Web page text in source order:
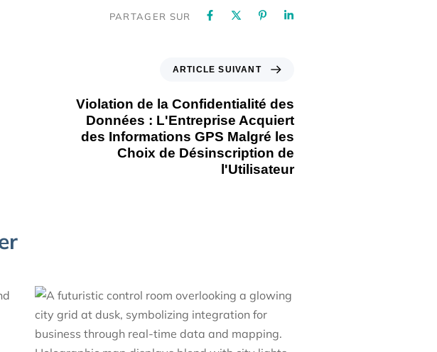
PARTAGER SUR
ARTICLE SUIVANT
Violation de la Confidentialité des
Données : L'Entreprise Acquiert
des Informations GPS Malgré les
Choix de Désinscription de
l'Utilisateur